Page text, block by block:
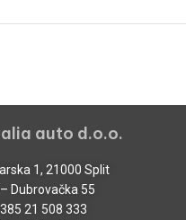
auto d.o.o.
1, 21000 Split
Dubrovačka 55
21 508 333